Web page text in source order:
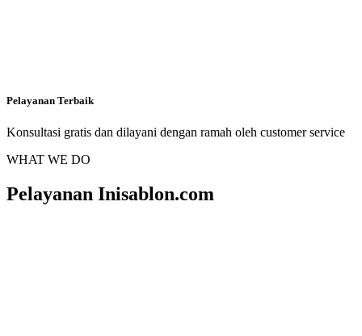
Pelayanan Terbaik
Konsultasi gratis dan dilayani dengan ramah oleh customer service
WHAT WE DO
Pelayanan Inisablon.com